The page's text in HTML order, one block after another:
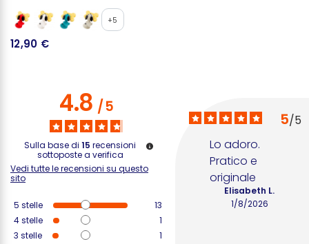
+5
12,90 €
4.8/5
Sulla base di 15 recensioni
sottoposte a verifica
Vedi tutte le recensioni su questo
sito
5 stelle
13
4stelle
1
3 stelle
1
5/5
Lo adoro.
Pratico e
originale
1/8/2026
Elisabeth L.